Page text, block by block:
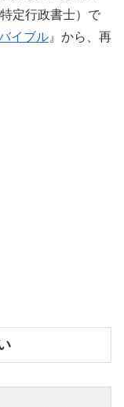
定行政書士）で
イブル 』から、再